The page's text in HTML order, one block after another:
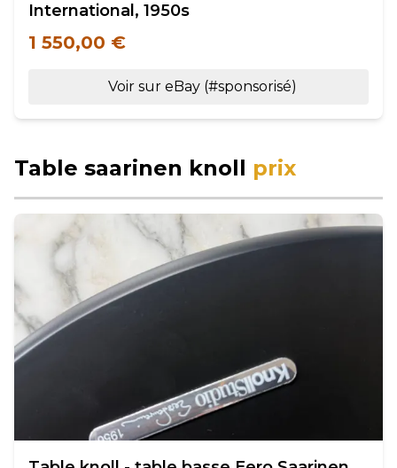
International, 1950s
1 550,00 €
Voir sur eBay (#sponsorisé)
Table saarinen knoll prix